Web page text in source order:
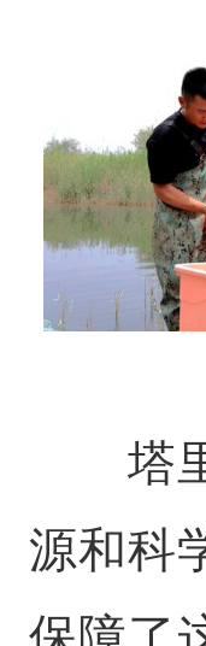
塔里
源和科